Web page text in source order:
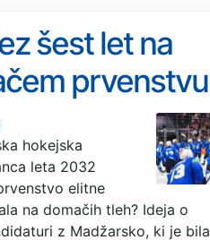
šest let na
prvenstvu
hokejska
leta 2032
elitne
na domačih tleh? Ideja o
z Madžarsko, ki je bila